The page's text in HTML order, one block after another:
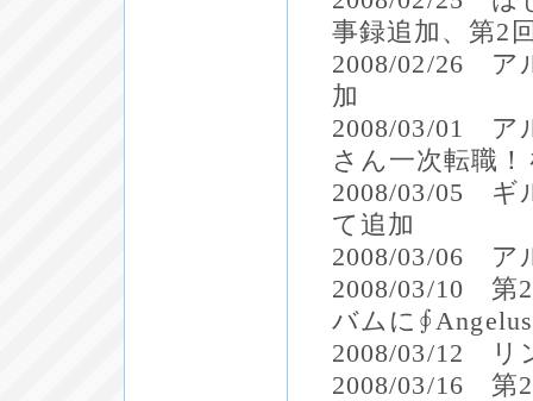
事録追加、第2
2008/02/26 ア
加
2008/03/01 ア
さん一次転職
2008/03/05 ギ
て追加
2008/03/06 ア
2008/03/10 第
バムに
2008/03/12 リ
2008/03/16 第